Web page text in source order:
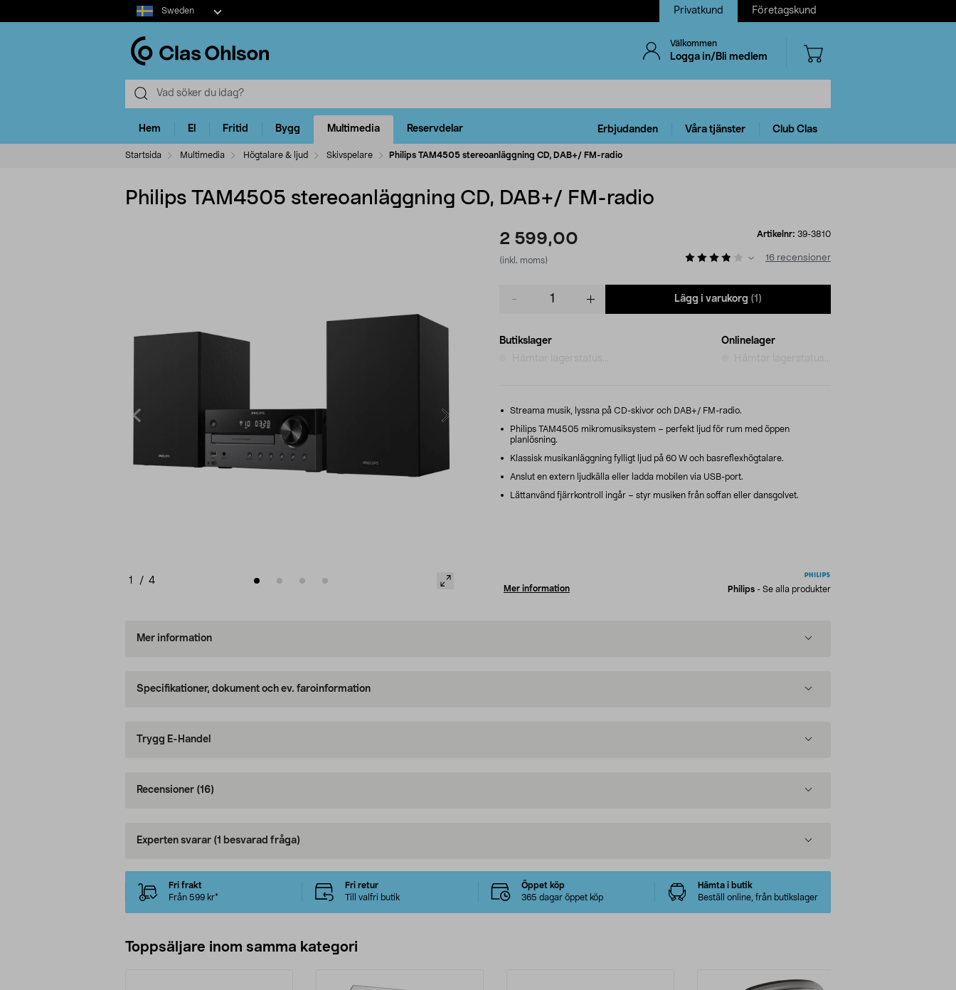
Select
market
Sweden Privatkund Företagskund
Välkommen
Logga in/Bli medlem
Hem El Fritid Bygg Multimedia Reservdelar Erbjudanden Våra tjänster Club Clas
Startsida Multimedia Högtalare & ljud Skivspelare Philips TAM4505 stereoanläggning CD, DAB+/ FM-radio
Philips TAM4505 stereoanläggning CD, DAB+/ FM-radio
1 / 4
2 599,00
(inkl. moms)
Artikelnr: 39-3810
16 recensioner
Lägg i varukorg (1)
Butikslager
Onlinelager
Streama musik, lyssna på CD-skivor och DAB+/ FM-radio.
Philips TAM4505 mikromusiksystem – perfekt ljud för rum med öppen
planlösning.
Klassisk musikanläggning fylligt ljud på 60 W och basreflexhögtalare.
Anslut en extern ljudkälla eller ladda mobilen via USB-port.
Lättanvänd fjärrkontroll ingår – styr musiken från soffan eller dansgolvet.
Mer information Philips - Se alla produkter
Mer information
Specifikationer, dokument och ev. faroinformation
Trygg E-Handel
Recensioner (16)
Experten svarar (1 besvarad fråga)
Fri frakt
Från 599 kr*
Fri retur
Till valfri butik
Öppet köp
365 dagar öppet köp
Hämta i butik
Beställ online, från butikslager
Toppsäljare inom samma kategori